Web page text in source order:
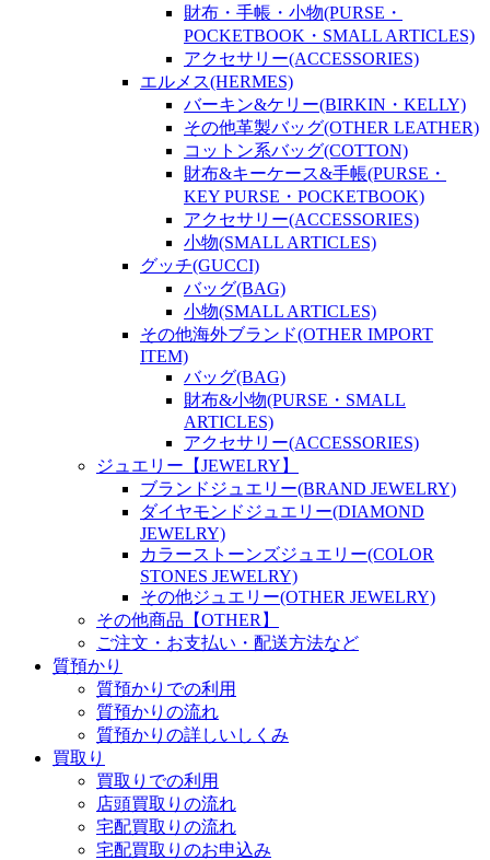
財布・手帳・小物(PURSE・
POCKETBOOK・SMALL ARTICLES)
アクセサリー(ACCESSORIES)
エルメス(HERMES)
バーキン&ケリー(BIRKIN・KELLY)
その他革製バッグ(OTHER LEATHER)
コットン系バッグ(COTTON)
財布&キーケース&手帳(PURSE・
KEY PURSE・POCKETBOOK)
アクセサリー(ACCESSORIES)
小物(SMALL ARTICLES)
グッチ(GUCCI)
バッグ(BAG)
小物(SMALL ARTICLES)
その他海外ブランド(OTHER IMPORT
ITEM)
バッグ(BAG)
財布&小物(PURSE・SMALL
ARTICLES)
アクセサリー(ACCESSORIES)
ジュエリー【JEWELRY】
ブランドジュエリー(BRAND JEWELRY)
ダイヤモンドジュエリー(DIAMOND
JEWELRY)
カラーストーンズジュエリー(COLOR
STONES JEWELRY)
その他ジュエリー(OTHER JEWELRY)
その他商品【OTHER】
ご注文・お支払い・配送方法など
質預かり
質預かりでの利用
質預かりの流れ
質預かりの詳しいしくみ
買取り
買取りでの利用
店頭買取りの流れ
宅配買取りの流れ
宅配買取りのお申込み